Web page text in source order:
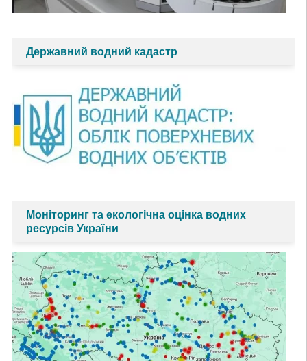
Державний водний кадастр
Моніторинг та екологічна оцінка водних
ресурсів України